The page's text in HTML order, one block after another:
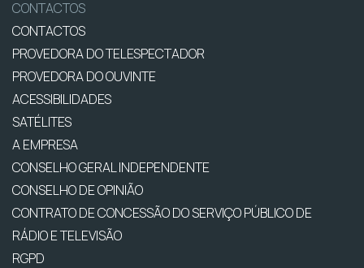
CONTACTOS
CONTACTOS
PROVEDORA DO TELESPECTADOR
PROVEDORA DO OUVINTE
ACESSIBILIDADES
SATÉLITES
A EMPRESA
CONSELHO GERAL INDEPENDENTE
CONSELHO DE OPINIÃO
CONTRATO DE CONCESSÃO DO SERVIÇO PÚBLICO DE
RÁDIO E TELEVISÃO
RGPD